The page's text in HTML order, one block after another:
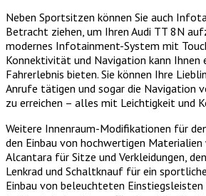
Neben Sportsitzen können Sie auch
Betracht ziehen, um Ihren Audi TT 8N
modernes Infotainment-System mit
Konnektivität und Navigation kann Ihnen
Fahrerlebnis bieten. Sie können Ihre
Anrufe tätigen und sogar die Navigation
zu erreichen – alles mit Leichtigkeit und
Weitere Innenraum-Modifikationen für
den Einbau von hochwertigen Materialien
Alcantara für Sitze und Verkleidungen,
Lenkrad und Schaltknauf für ein
Einbau von beleuchteten Einstiegsleisten